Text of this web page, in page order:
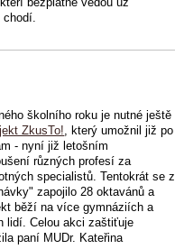
školního roku je nutné ještě
ZkusTo! , který umožnil již po
- nyní již letošním
různých profesí za
specialistů. Tentokrát se z
zapojilo 28 oktavánů a
běží na více gymnáziích a
lidí. Celou akci zaštiťuje
paní MUDr. Kateřina